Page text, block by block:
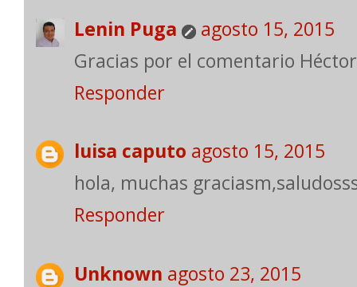
Lenin Puga
agosto 15, 2015
Gracias por el comentario
Responder
luisa caputo agosto 15, 2015
hola, muchas
Responder
Unknown agosto 23, 2015